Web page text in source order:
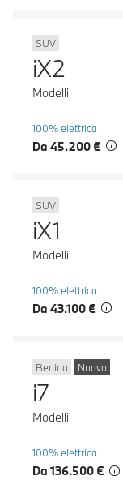
SUV
iX2
Modelli
100% elettrica
Da 45.200 €
SUV
iX1
Modelli
100% elettrica
Da 43.100 €
Berlina Nuovo
i7
Modelli
100% elettrica
Da 136.500 €